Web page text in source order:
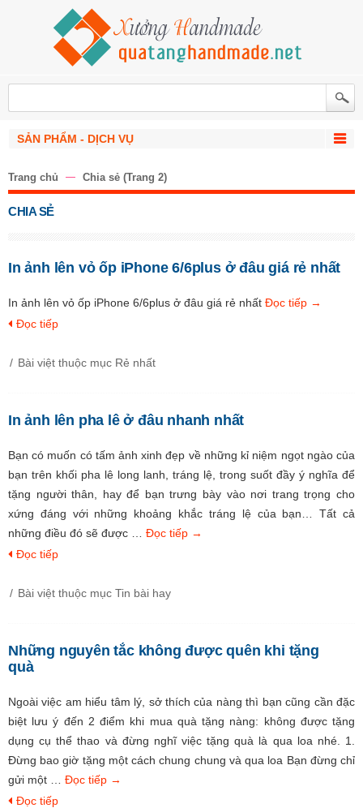
SẢN PHẨM - DỊCH VỤ
Trang chủ Chia sẻ (Trang 2)
CHIA SẺ
In ảnh lên vỏ ốp iPhone 6/6plus ở đâu giá rẻ nhất
In ảnh lên vỏ ốp iPhone 6/6plus ở đâu giá rẻ nhất Đọc tiếp →
Đọc tiếp
Bài việt thuộc mục Rẻ nhất
In ảnh lên pha lê ở đâu nhanh nhất
Bạn có muốn có tấm ảnh xinh đẹp về những kỉ niệm ngọt ngào của
bạn trên khối pha lê long lanh, tráng lệ, trong suốt đầy ý nghĩa để
tặng người thân, hay để bạn trưng bày vào nơi trang trọng cho
xứng đáng với những khoảng khắc tráng lệ của bạn… Tất cả
những điều đó sẽ được … Đọc tiếp →
Đọc tiếp
Bài việt thuộc mục Tin bài hay
Những nguyên tắc không được quên khi tặng
quà
Ngoài việc am hiểu tâm lý, sở thích của nàng thì bạn cũng cần đặc
biệt lưu ý đến 2 điểm khi mua quà tặng nàng: không được tặng
dụng cụ thể thao và đừng nghĩ việc tặng quà là qua loa nhé. 1.
Đừng bao giờ tặng một cách chung chung và qua loa Bạn đừng chỉ
gửi một … Đọc tiếp →
Đọc tiếp